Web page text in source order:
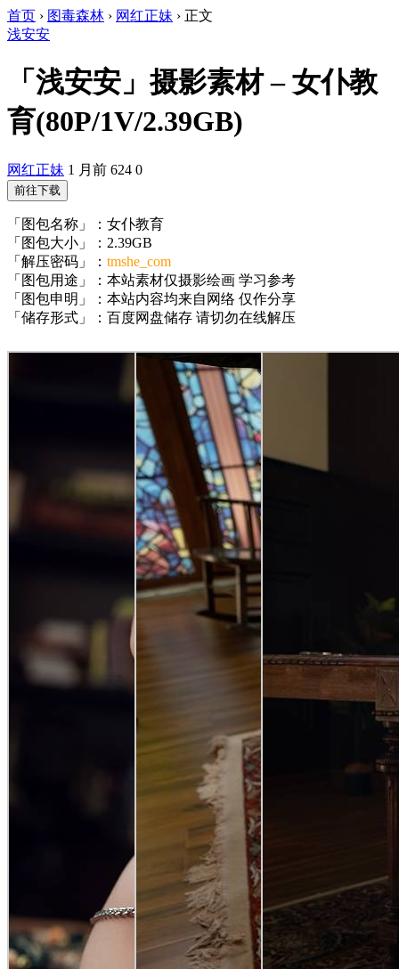
首页 › 图毒森林 › 网红正妹 › 正文
浅安安
「浅安安」摄影素材 – 女仆教
育(80P/1V/2.39GB)
网红正妹 1 月前 624 0
前往下载
「图包名称」：女仆教育
「图包大小」：2.39GB
「解压密码」： tmshe_com
「图包用途」：本站素材仅摄影绘画 学习参考
「图包申明」：本站内容均来自网络 仅作分享
「储存形式」：百度网盘储存 请切勿在线解压